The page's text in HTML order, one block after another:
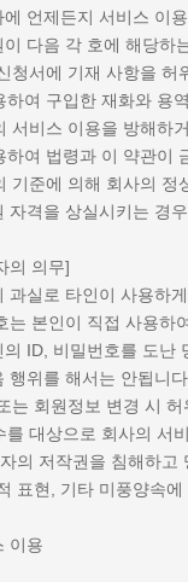
언제든지 서비스 이
다음 각 호에 해당하
청서에 기재 사항을 허
여 구입한 재화와 용
비스 이용을 방해하
여 법령과 이 약관이
기준에 의해 회사의 정
자격을 상실시키는 경
의 의무]
과실로 타인이 사용하
는 본인이 직접 사용하
ID, 비밀번호를 도난
행위를 해서는 안됩니다.
는 회원정보 변경 시 허
대상으로 회사의 서
의 저작권을 침해하고
표현, 기타 미풍양속에
이용